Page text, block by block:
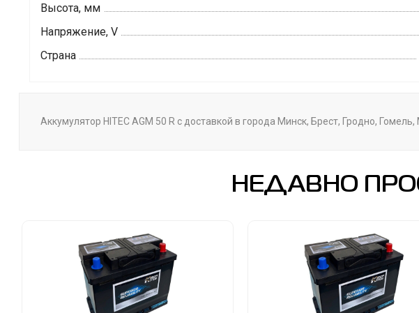
Высота, мм
Напряжение, V
Страна
Аккумулятор HITEC AGM 50 R с доставкой в города Минск, Брест, Гродно,
НЕДАВНО